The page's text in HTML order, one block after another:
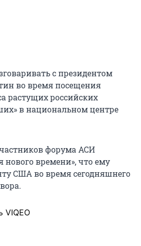
с президентом
во время посещения
растущих российских
в национальном центре
форума АСИ
нового времени», что ему
США во время сегодняшнего
VIQEO